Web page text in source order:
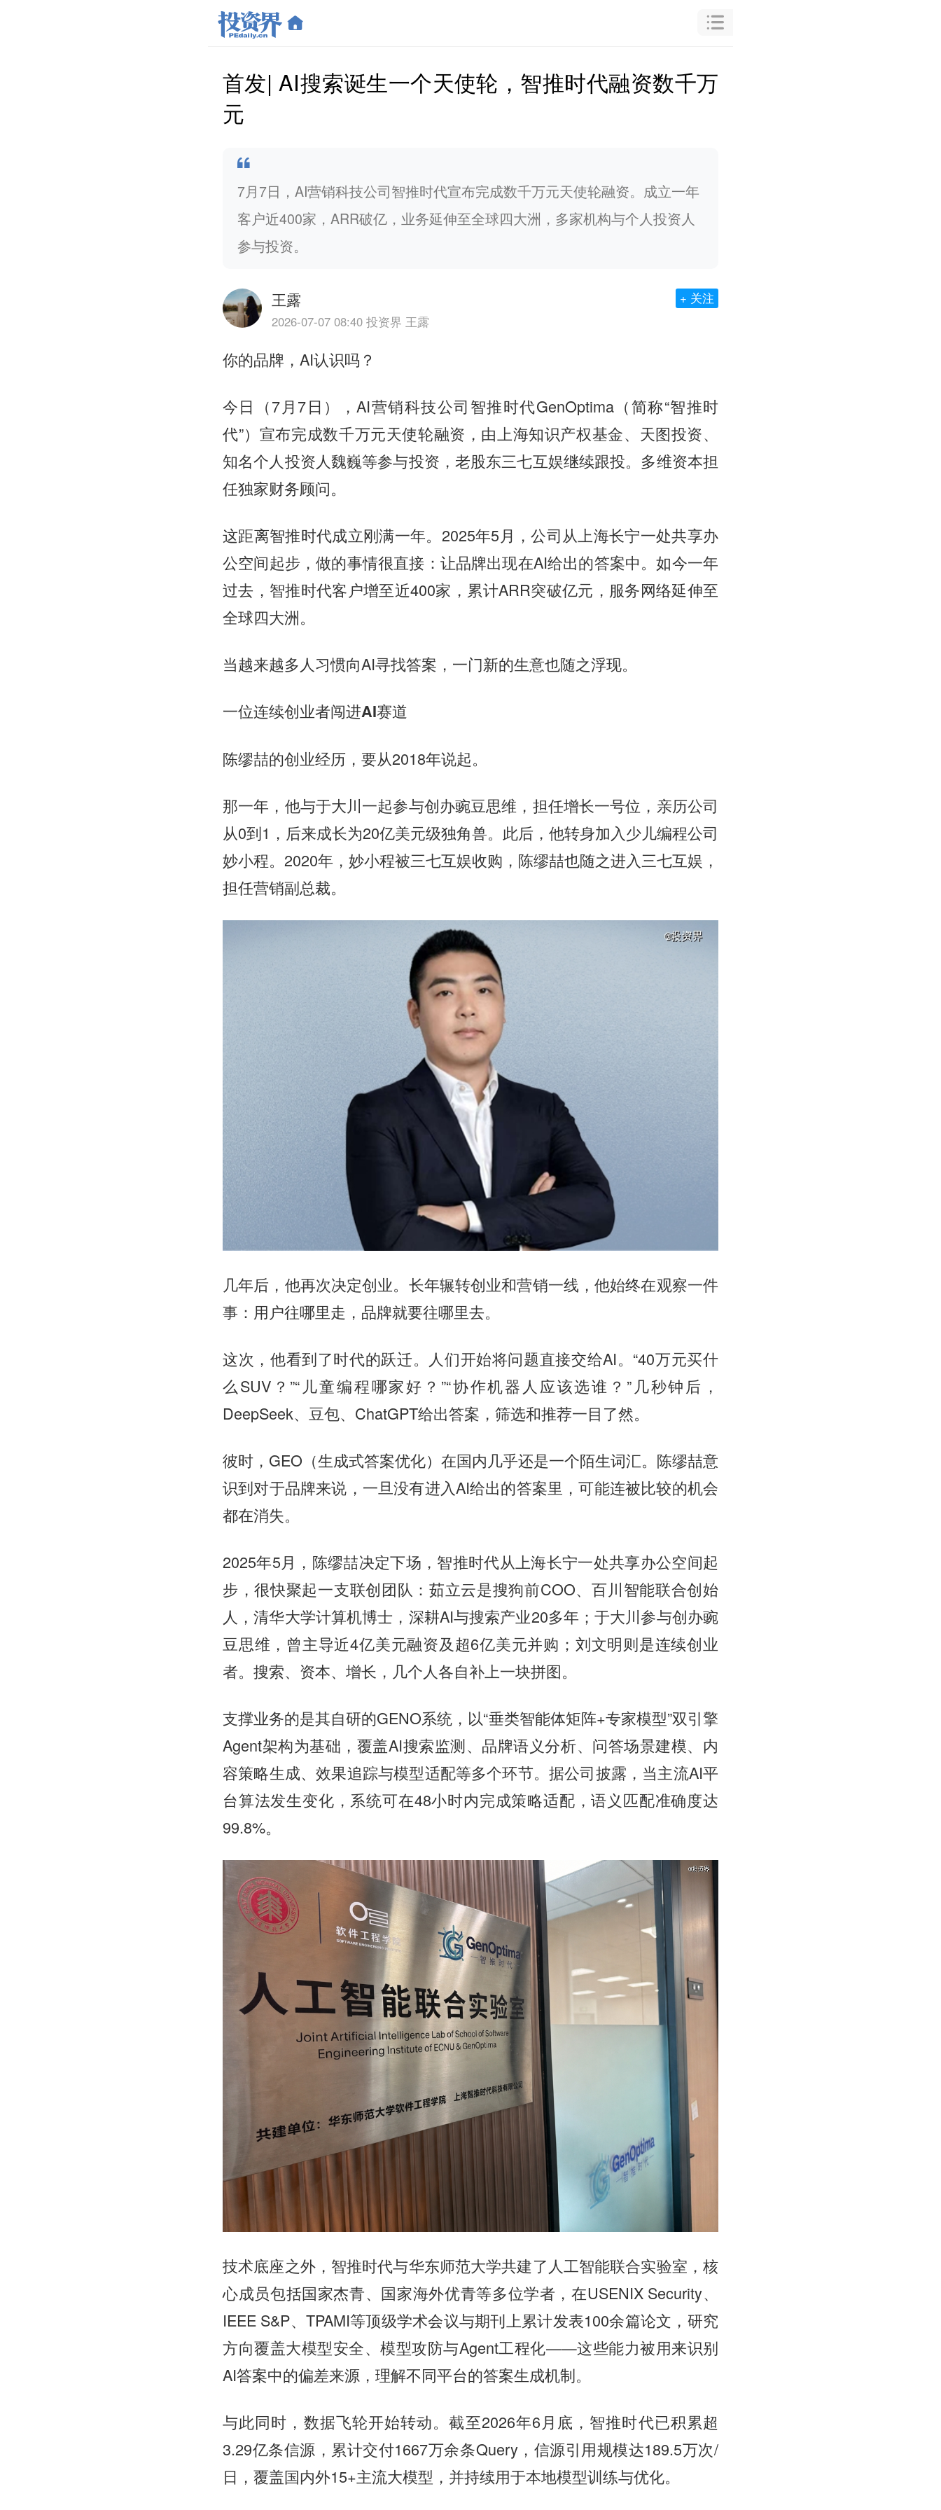
首发| AI搜索诞生一个天使轮，智推时代融资数千万
元
7月7日，AI营销科技公司智推时代宣布完成数千万元天使轮融资。成立一年
客户近400家，ARR破亿，业务延伸至全球四大洲，多家机构与个人投资人
参与投资。
王露
2026-07-07 08:40 投资界 王露
+ 关注
你的品牌，AI认识吗？
今日（7月7日），AI营销科技公司智推时代GenOptima（简称“智推时
代”）宣布完成数千万元天使轮融资，由上海知识产权基金、天图投资、
知名个人投资人魏巍等参与投资，老股东三七互娱继续跟投。多维资本担
任独家财务顾问。
这距离智推时代成立刚满一年。2025年5月，公司从上海长宁一处共享办
公空间起步，做的事情很直接：让品牌出现在AI给出的答案中。如今一年
过去，智推时代客户增至近400家，累计ARR突破亿元，服务网络延伸至
全球四大洲。
当越来越多人习惯向AI寻找答案，一门新的生意也随之浮现。
一位连续创业者闯进AI赛道
陈缪喆的创业经历，要从2018年说起。
那一年，他与于大川一起参与创办豌豆思维，担任增长一号位，亲历公司
从0到1，后来成长为20亿美元级独角兽。此后，他转身加入少儿编程公司
妙小程。2020年，妙小程被三七互娱收购，陈缪喆也随之进入三七互娱，
担任营销副总裁。
几年后，他再次决定创业。长年辗转创业和营销一线，他始终在观察一件
事：用户往哪里走，品牌就要往哪里去。
这次，他看到了时代的跃迁。人们开始将问题直接交给AI。“40万元买什
么SUV？”“儿童编程哪家好？”“协作机器人应该选谁？”几秒钟后，
DeepSeek、豆包、ChatGPT给出答案，筛选和推荐一目了然。
彼时，GEO（生成式答案优化）在国内几乎还是一个陌生词汇。陈缪喆意
识到对于品牌来说，一旦没有进入AI给出的答案里，可能连被比较的机会
都在消失。
2025年5月，陈缪喆决定下场，智推时代从上海长宁一处共享办公空间起
步，很快聚起一支联创团队：茹立云是搜狗前COO、百川智能联合创始
人，清华大学计算机博士，深耕AI与搜索产业20多年；于大川参与创办豌
豆思维，曾主导近4亿美元融资及超6亿美元并购；刘文明则是连续创业
者。搜索、资本、增长，几个人各自补上一块拼图。
支撑业务的是其自研的GENO系统，以“垂类智能体矩阵+专家模型”双引擎
Agent架构为基础，覆盖AI搜索监测、品牌语义分析、问答场景建模、内
容策略生成、效果追踪与模型适配等多个环节。据公司披露，当主流AI平
台算法发生变化，系统可在48小时内完成策略适配，语义匹配准确度达
99.8%。
技术底座之外，智推时代与华东师范大学共建了人工智能联合实验室，核
心成员包括国家杰青、国家海外优青等多位学者，在USENIX Security、
IEEE S&P、TPAMI等顶级学术会议与期刊上累计发表100余篇论文，研究
方向覆盖大模型安全、模型攻防与Agent工程化——这些能力被用来识别
AI答案中的偏差来源，理解不同平台的答案生成机制。
与此同时，数据飞轮开始转动。截至2026年6月底，智推时代已积累超
3.29亿条信源，累计交付1667万余条Query，信源引用规模达189.5万次/
日，覆盖国内外15+主流大模型，并持续用于本地模型训练与优化。